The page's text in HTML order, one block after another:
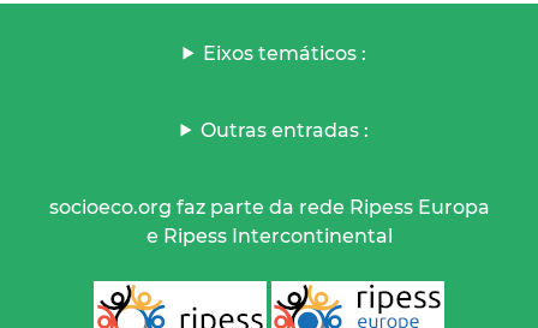
Eixos temáticos :
Outras entradas :
socioeco.org faz parte da rede Ripess Europa
e Ripess Intercontinental